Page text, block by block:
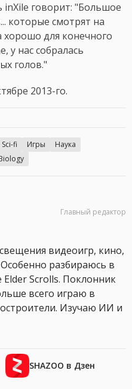
inXile говорит: "Большое
которые смотрят на
хорошо для конечного
у нас собралась
голов."
2013-го.
Sci-fi Игры
Наука
Главный редактор
видеоигр, кино,
разбираюсь в
Scrolls. Поклонник
всего играю в
Изучаю ИИ и
SHAZOO в Дзен